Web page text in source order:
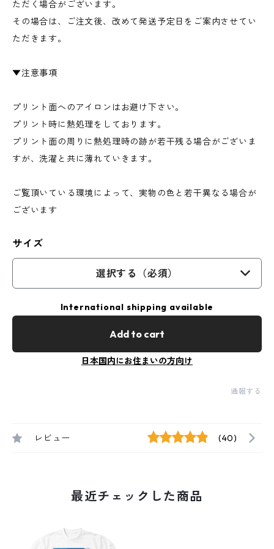
ただく場合がございます。
その場合は、ご注文後、改めて発送予定日をご案内させてい
ただきます。
▼注意事項
プリント面へのアイロンはお避け下さい。
プリント時に熱処理をしております。
プリント面の周りに熱処理時の跡が若干残る場合がございま
すが、洗濯と共に薄れていきます。
ご覧頂いている環境によって、実物の色と若干異なる場合が
ございます
サイズ
選択する（必須）
International shipping available
Add to cart
日本国内にお住まいの方向け
通報する
レビュー (40)
最近チェックした商品